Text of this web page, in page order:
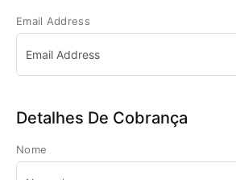
Email Address
Detalhes De Cobrança
Nome